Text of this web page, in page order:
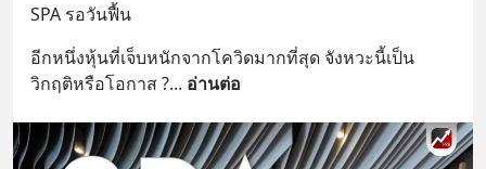
SPA รอวันฟื้น
อีกหนึ่งหุ้นที่เจ็บหนักจากโควิดมากที่สุด จังหวะนี้เป็น
วิกฤติหรือโอกาส ?... อ่านต่อ